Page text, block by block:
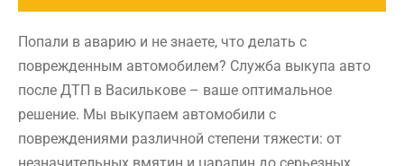
Попали в аварию и не знаете, что делать с
поврежденным автомобилем? Служба выкупа авто
после ДТП в Василькове – ваше оптимальное
решение. Мы выкупаем автомобили с
повреждениями различной степени тяжести: от